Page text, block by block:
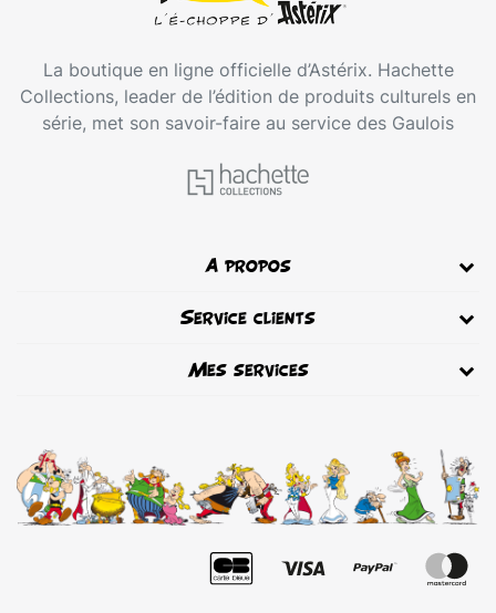
La boutique en ligne officielle d’Astérix. Hachette
Collections, leader de l’édition de produits culturels en
série, met son savoir-faire au service des Gaulois
A propos
Service clients
Mes services